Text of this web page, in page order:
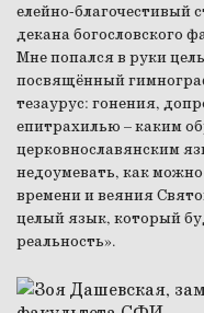
елейно-благочестивый
декана богословского
Мне попался в руки
посвящённый
тезаурус: гонения,
епитрахилью – каким
церковнославянским
недоумевать, как
времени и веяния
целый язык, который
реальность».